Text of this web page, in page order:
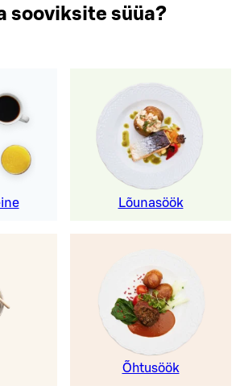
sooviksite süüa?
Lõunasöök
Õhtusöök